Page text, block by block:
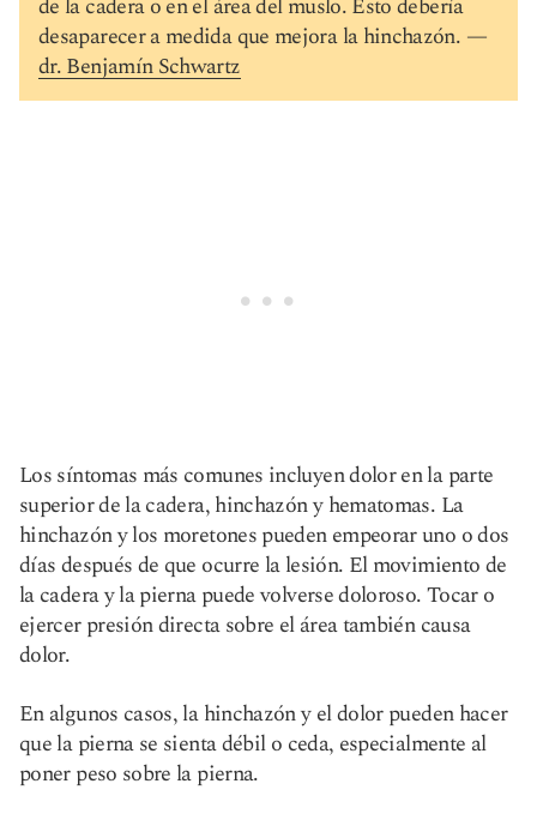
de la cadera o en el área del muslo. Esto debería
desaparecer a medida que mejora la hinchazón. —
dr. Benjamín Schwartz
Los síntomas más comunes incluyen dolor en la parte
superior de la cadera, hinchazón y hematomas. La
hinchazón y los moretones pueden empeorar uno o dos
días después de que ocurre la lesión. El movimiento de
la cadera y la pierna puede volverse doloroso. Tocar o
ejercer presión directa sobre el área también causa
dolor.
En algunos casos, la hinchazón y el dolor pueden hacer
que la pierna se sienta débil o ceda, especialmente al
poner peso sobre la pierna.